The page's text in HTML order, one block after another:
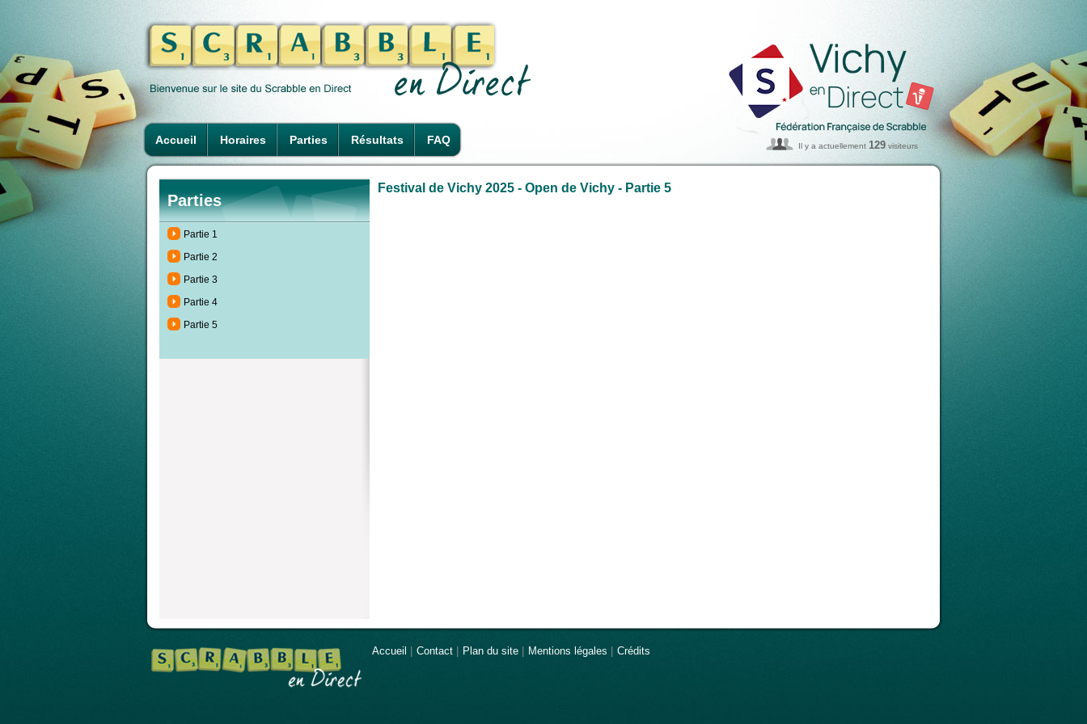
Accueil Horaires Parties Résultats FAQ Il y a actuellement 129 visiteurs
Parties
Partie 1
Partie 2
Partie 3
Partie 4
Partie 5
Festival de Vichy 2025 - Open de Vichy - Partie 5
Accueil Contact Plan du site Mentions légales Crédits